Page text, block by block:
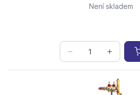
Není skladem